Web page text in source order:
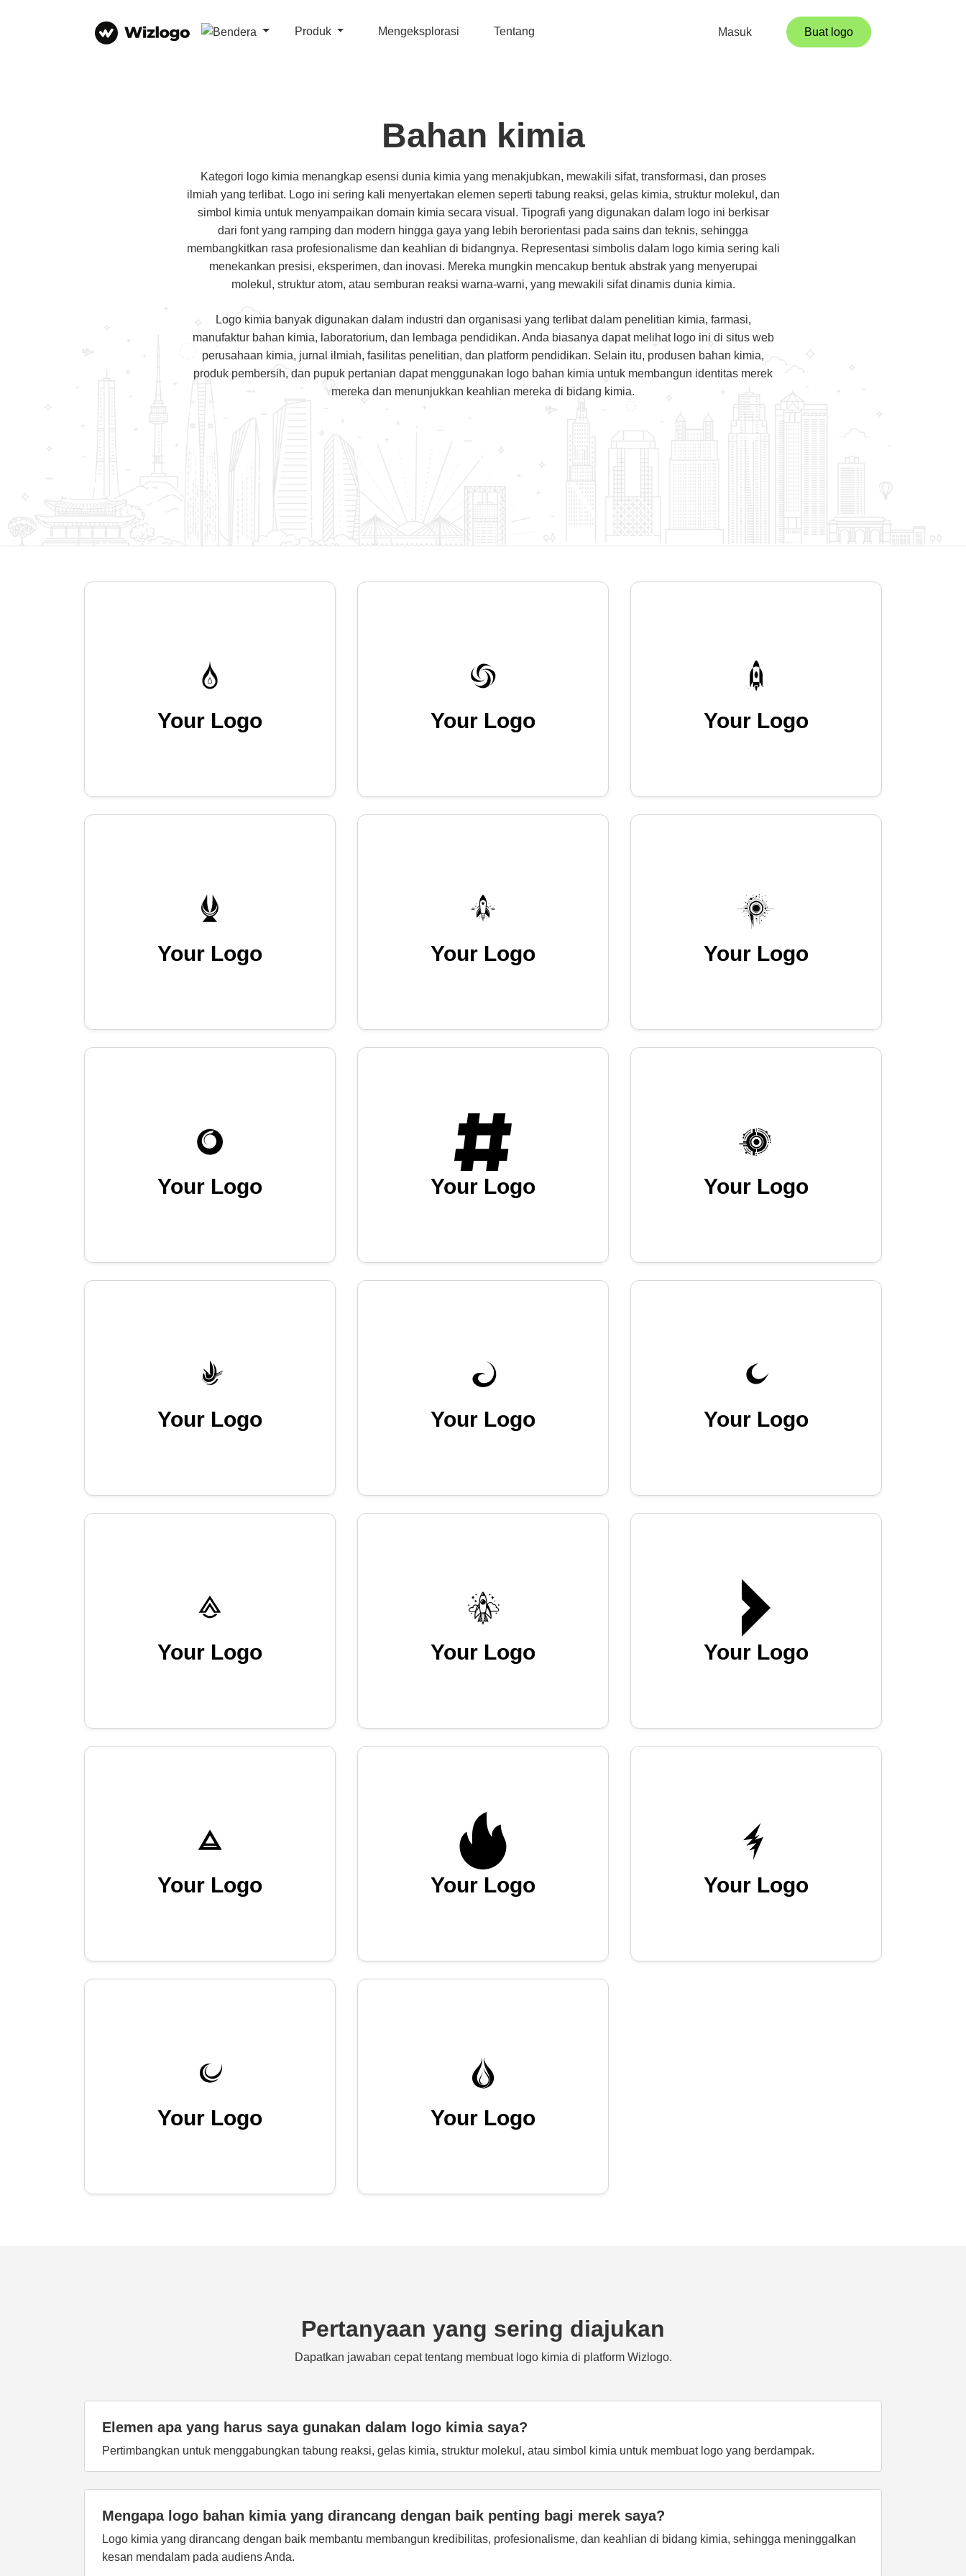
Produk Mengeksplorasi Tentang Masuk Buat logo
Bahan kimia
Kategori logo kimia menangkap esensi dunia kimia yang menakjubkan, mewakili sifat, transformasi, dan proses
ilmiah yang terlibat. Logo ini sering kali menyertakan elemen seperti tabung reaksi, gelas kimia, struktur molekul, dan
simbol kimia untuk menyampaikan domain kimia secara visual. Tipografi yang digunakan dalam logo ini berkisar
dari font yang ramping dan modern hingga gaya yang lebih berorientasi pada sains dan teknis, sehingga
membangkitkan rasa profesionalisme dan keahlian di bidangnya. Representasi simbolis dalam logo kimia sering kali
menekankan presisi, eksperimen, dan inovasi. Mereka mungkin mencakup bentuk abstrak yang menyerupai
molekul, struktur atom, atau semburan reaksi warna-warni, yang mewakili sifat dinamis dunia kimia.
Logo kimia banyak digunakan dalam industri dan organisasi yang terlibat dalam penelitian kimia, farmasi,
manufaktur bahan kimia, laboratorium, dan lembaga pendidikan. Anda biasanya dapat melihat logo ini di situs web
perusahaan kimia, jurnal ilmiah, fasilitas penelitian, dan platform pendidikan. Selain itu, produsen bahan kimia,
produk pembersih, dan pupuk pertanian dapat menggunakan logo bahan kimia untuk membangun identitas merek
mereka dan menunjukkan keahlian mereka di bidang kimia.
Your Logo Your Logo Your Logo
Your Logo Your Logo Your Logo
Your Logo Your Logo Your Logo
Your Logo Your Logo Your Logo
Your Logo Your Logo Your Logo
Your Logo Your Logo Your Logo
Your Logo Your Logo
Pertanyaan yang sering diajukan
Dapatkan jawaban cepat tentang membuat logo kimia di platform Wizlogo.
Elemen apa yang harus saya gunakan dalam logo kimia saya?
Pertimbangkan untuk menggabungkan tabung reaksi, gelas kimia, struktur molekul, atau simbol kimia untuk membuat logo yang berdampak.
Mengapa logo bahan kimia yang dirancang dengan baik penting bagi merek saya?
Logo kimia yang dirancang dengan baik membantu membangun kredibilitas, profesionalisme, dan keahlian di bidang kimia, sehingga meninggalkan
kesan mendalam pada audiens Anda.